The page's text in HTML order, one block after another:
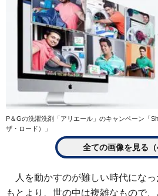
P＆Gの洗濯洗剤「アリエール」のキャンペーン「
ザ・ロード）」
全ての画像を見る（
人を動かすのが難しい時代になっ
もとより、世の中は複雑なもので